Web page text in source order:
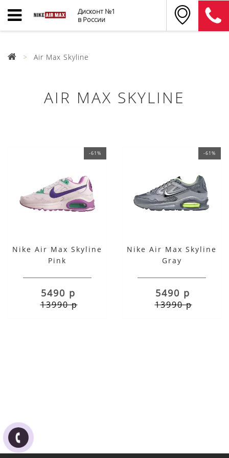
Дисконт №1
в России
Air Max Skyline
AIR MAX SKYLINE
-61%
Nike Air Max Skyline
Pink
5490 р
13990 р
-61%
Nike Air Max Skyline
Gray
5490 р
13990 р